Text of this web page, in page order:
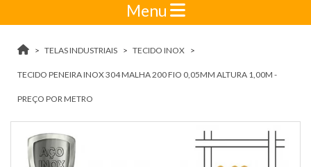
Menu
TELAS INDUSTRIAIS TECIDO INOX
TECIDO PENEIRA INOX 304 MALHA 200 FIO 0,05MM ALTURA 1,00M -
PREÇO POR METRO